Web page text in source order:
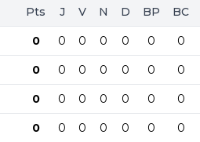
Pts J V N D BP BC
0 0 0 0 0 0 0
0 0 0 0 0 0 0
0 0 0 0 0 0 0
0 0 0 0 0 0 0